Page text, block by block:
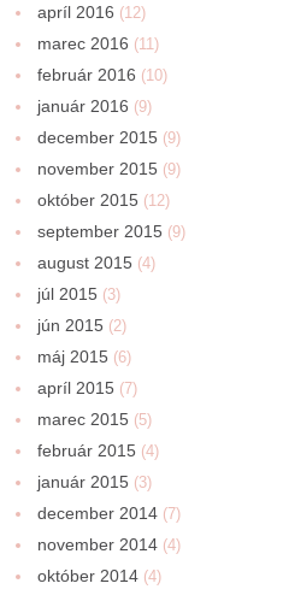
apríl 2016 (12)
marec 2016 (11)
február 2016 (10)
január 2016 (9)
december 2015 (9)
november 2015 (9)
október 2015 (12)
september 2015 (9)
august 2015 (4)
júl 2015 (3)
jún 2015 (2)
máj 2015 (6)
apríl 2015 (7)
marec 2015 (5)
február 2015 (4)
január 2015 (3)
december 2014 (7)
november 2014 (4)
október 2014 (4)